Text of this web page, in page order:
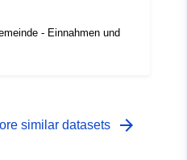
- Einnahmen und
similar datasets arrow_forward